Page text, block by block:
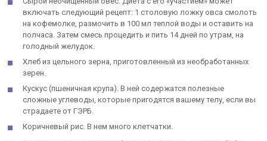
включать следующий рецепт: 1 столовую ложку овса смолоть
на кофемолке, размочить в 100 мл теплой воды и оставить на
полчаса. Затем смесь процедить и пить 14 дней по утрам, на
голодный желудок.
Хлеб из цельного зерна, приготовленный из необработанных
зерен.
Кускус (пшеничная крупа). В ней содержатся полезные
сложные углеводы, которые пригодятся вашему телу, если вы
страдаете от ГЭРБ.
Коричневый рис. В нем много клетчатки.